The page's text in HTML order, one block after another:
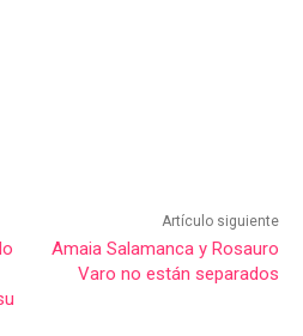
Artículo siguiente
Amaia Salamanca y Rosauro
Varo no están separados